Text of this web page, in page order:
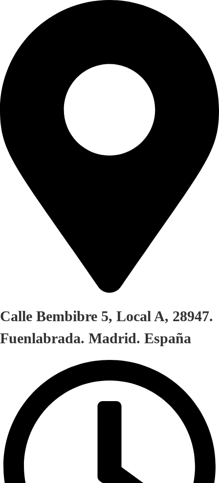
Calle Bembibre 5, Local A, 28947.
Fuenlabrada. Madrid. España